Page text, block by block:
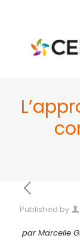
Published by
par Marcelle